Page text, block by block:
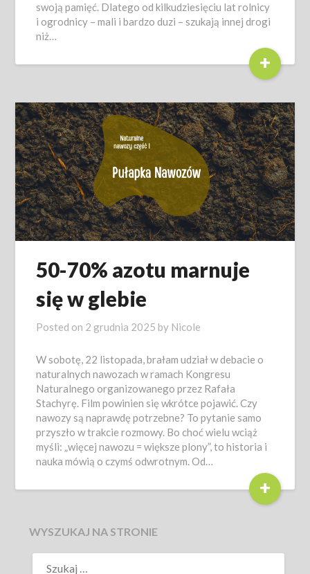
swoją pamięć. Dlatego od kilkudziesięciu lat rolnicy
i ogrodnicy – mali i bardzo duzi – szukają innej drogi
niż…
+
50-70% azotu marnuje
się w glebie
Posted on 2 grudnia 2025 by Nicole
W sobotę, 22 listopada, brałam udział w debacie o
naturalnych nawozach w ramach Kongresu
Naturalnego organizowanego przez Rafała
Stachyrę. Film powinien się wkrótce pojawić. Czy
nawozy są naprawdę potrzebne? To pytanie samo
przyszło w trakcie rozmowy. Bo choć wielu wciąż
myśli: „więcej nawozu = większe plony”, to historia i
nauka mówią o czymś odwrotnym. Od…
+
WYSZUKAJ NA STRONIE